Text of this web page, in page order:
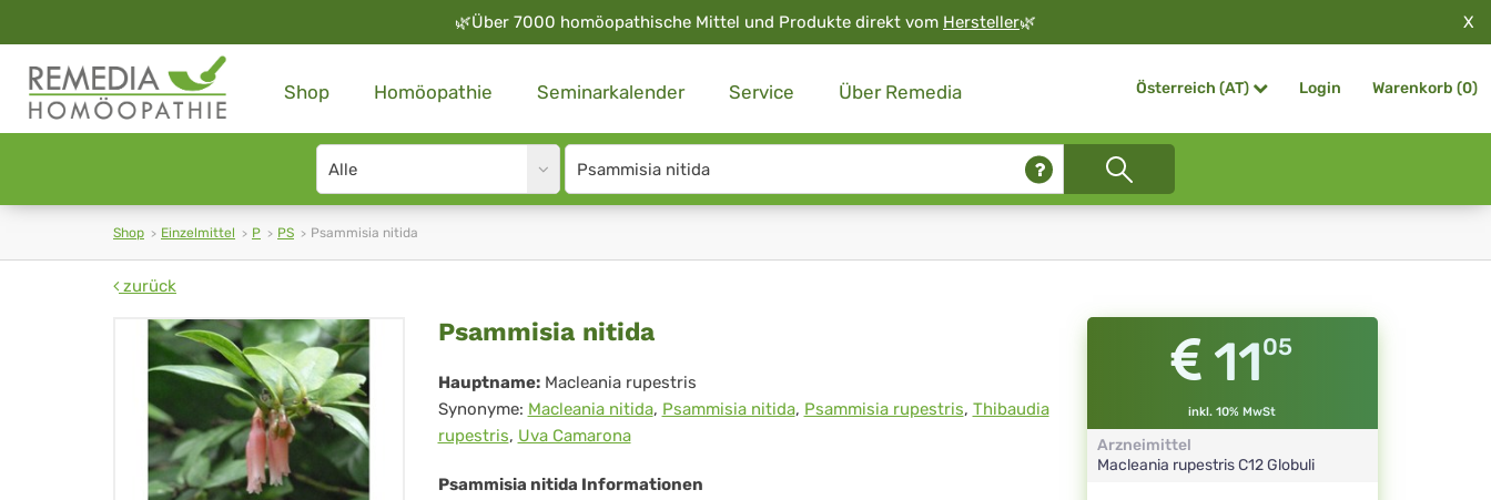
🌿Über 7000 homöopathische Mittel und Produkte direkt vom Hersteller🌿 X
Shop Homöopathie Seminarkalender Service Über Remedia Österreich (AT) Login Warenkorb (0)
Search
type
Site
search
Shop Einzelmittel P PS Psammisia nitida
zurück
Psammisia
nitida
Psammisia nitida
Hauptname: Macleania rupestris
Synonyme: Macleania nitida, Psammisia nitida, Psammisia rupestris, Thibaudia
rupestris, Uva Camarona
Psammisia nitida Informationen
1105
inkl. 10% MwSt
Arzneimittel
Macleania rupestrisC12 Globuli